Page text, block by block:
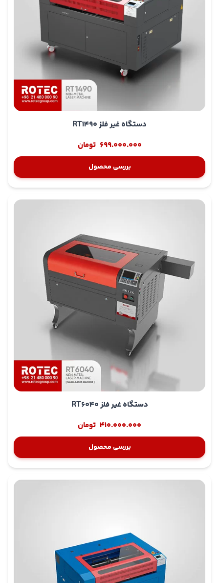
دستگاه غیر فلز RT1490
699.000.000 تومان
بررسی محصول
دستگاه غیر فلز RT6040
410.000.000 تومان
بررسی محصول